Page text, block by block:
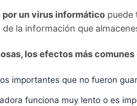
un virus informático puede
la información que
los efectos más
importantes que no fueron
funciona muy lento o es